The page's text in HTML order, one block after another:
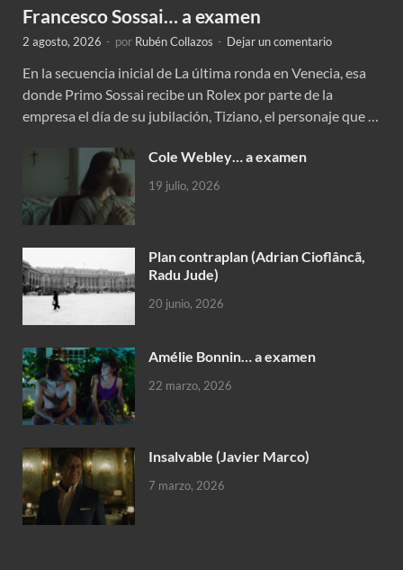
Francesco Sossai… a examen
2 agosto, 2026 - por Rubén Collazos - Dejar un comentario
En la secuencia inicial de La última ronda en Venecia, esa
donde Primo Sossai recibe un Rolex por parte de la
empresa el día de su jubilación, Tiziano, el personaje que …
Cole Webley… a examen
19 julio, 2026
Plan contraplan (Adrian Cioflâncã,
Radu Jude)
20 junio, 2026
Amélie Bonnin… a examen
22 marzo, 2026
Insalvable (Javier Marco)
7 marzo, 2026